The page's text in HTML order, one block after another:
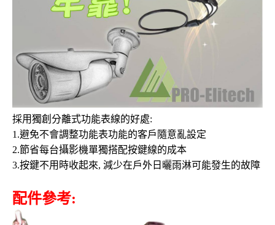
採用獨創分離式功能表線的好處:
1.避免不會調整功能表功能的客戶隨意亂設定
2.節省每台攝影機單獨搭配按鍵線的成本
3.按鍵不用時收起來, 減少在戶外日曬雨淋可能發生的故障
配件參考: